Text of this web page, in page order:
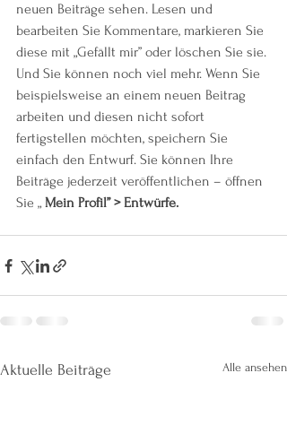
neuen Beiträge sehen. Lesen und
bearbeiten Sie Kommentare, markieren Sie
diese mit „Gefällt mir” oder löschen Sie sie.
Und Sie können noch viel mehr. Wenn Sie
beispielsweise an einem neuen Beitrag
arbeiten und diesen nicht sofort
fertigstellen möchten, speichern Sie
einfach den Entwurf. Sie können Ihre
Beiträge jederzeit veröffentlichen – öffnen
Sie „ Mein Profil” > Entwürfe.
Aktuelle Beiträge Alle ansehen